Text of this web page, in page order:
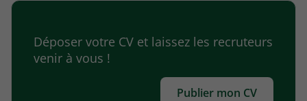
Déposer votre CV et laissez les recruteurs
venir à vous !
Publier mon CV